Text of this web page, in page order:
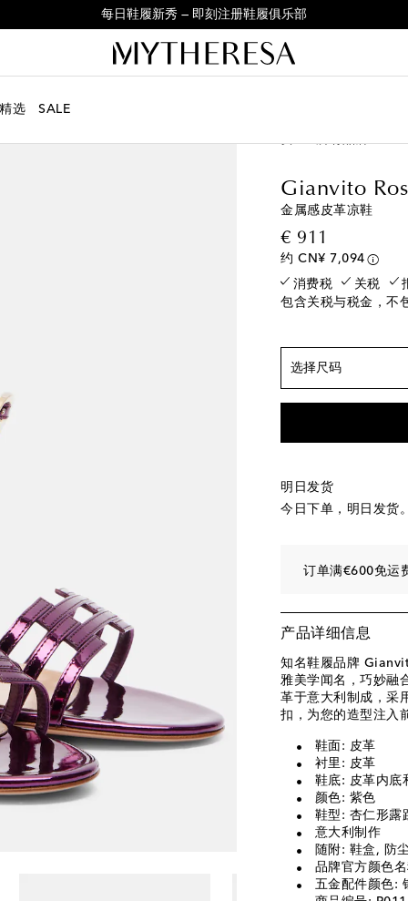
每日鞋履新秀 — 即刻注册鞋履俱乐部
选 SALE
Gianvito
金属感皮革凉鞋
€ 911
约 CN¥ 7,094
消费税
关税
包含关税与税金，不
选择尺码
符合正常尺码
EU 36 / CN 36
EU 36.5 / CN 36.5
EU 37 / CN 37
EU 37.5 / CN 37.5
EU 38 / CN 38
EU 39 / CN 39
EU 39.5 / CN 39.5
EU 40.5 / CN 40.5
EU 42 / CN 42 最
明日发货
今日下单，明日发货。
订单满€600免运
产品详细信息
知名鞋履品牌
雅美学闻名，巧妙融
革于意大利制成，采
扣，为您的造型注入
鞋面: 皮革
衬里: 皮革
鞋底: 皮革内底
颜色: 紫色
鞋型: 杏仁形露
意大利制作
随附: 鞋盒, 防
品牌官方颜色
五金配件颜色: